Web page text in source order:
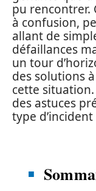
pu rencontrer.
à confusion,
allant de
défaillances
un tour
des solutions
cette
des astuces
type